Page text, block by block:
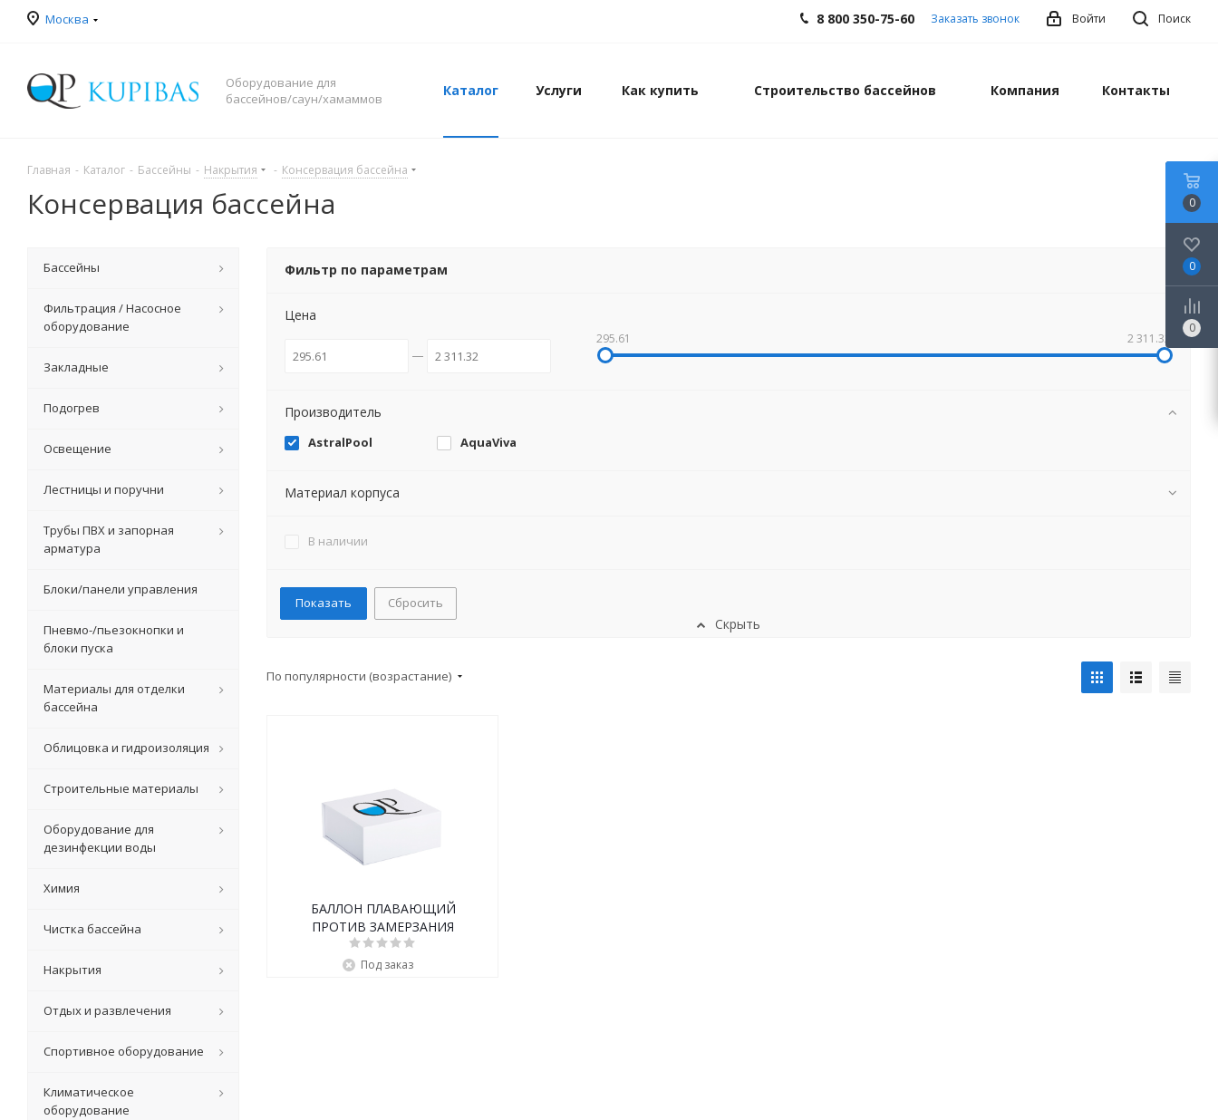
Москва Поиск
Войти
8 800 350-75-60 Заказать звонок
Оборудование для
бассейнов/саун/хамаммов
Каталог Услуги Как купить Строительство бассейнов Компания Контакты
Главная - Каталог - Бассейны - Накрытия - Консервация бассейна
Консервация бассейна
Фильтр по параметрам
Цена
295.61 2 311.32
Производитель
AstralPool AquaViva
Материал корпуса
В наличии
Сбросить
Скрыть
По популярности (возрастание)
БАЛЛОН ПЛАВАЮЩИЙ
ПРОТИВ ЗАМЕРЗАНИЯ
Под заказ
Бассейны
Фильтрация / Насосное
оборудование
Закладные
Подогрев
Освещение
Лестницы и поручни
Трубы ПВХ и запорная
арматура
Блоки/панели управления
Пневмо-/пьезокнопки и
блоки пуска
Материалы для отделки
бассейна
Облицовка и гидроизоляция
Строительные материалы
Оборудование для
дезинфекции воды
Химия
Чистка бассейна
Накрытия
Отдых и развлечения
Спортивное оборудование
Климатическое
оборудование
0
0
0